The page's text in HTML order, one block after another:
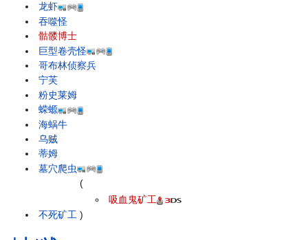
龙虾
吞噬怪
骷髅博士
巨型卷壳怪
哥布林侦察兵
宁芙
粉史莱姆
蝾螈
海蜗牛
乌贼
蒂姆
墓穴爬虫
不死矿工
(
吸血鬼矿工
)